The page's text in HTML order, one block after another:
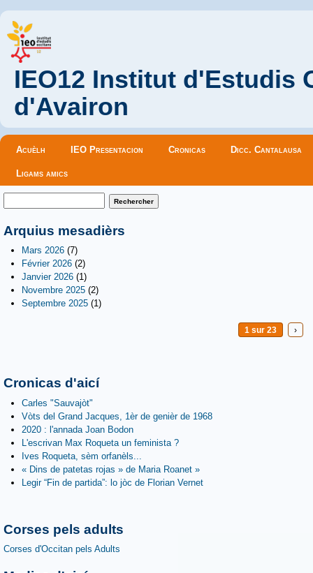
IEO12 Institut d'Estudis
d'Avairon
Menu principal
Acuèlh IEO Presentacion Cronicas Dicc. Cantalausa
Ligams amics
Formulaire de recherche
Arquius mesadièrs
Mars 2026 (7)
Février 2026 (2)
Janvier 2026 (1)
Novembre 2025 (2)
Septembre 2025 (1)
1 sur 23 ›
Cronicas d'aicí
Carles "Sauvajòt"
Vòts del Grand Jacques, 1èr de genièr de 1968
2020 : l'annada Joan Bodon
L'escrivan Max Roqueta un feminista ?
Ives Roqueta, sèm orfanèls...
« Dins de patetas rojas » de Maria Roanet »
Legir “Fin de partida”: lo jòc de Florian Vernet
Corses pels adults
Corses d'Occitan pels Adults